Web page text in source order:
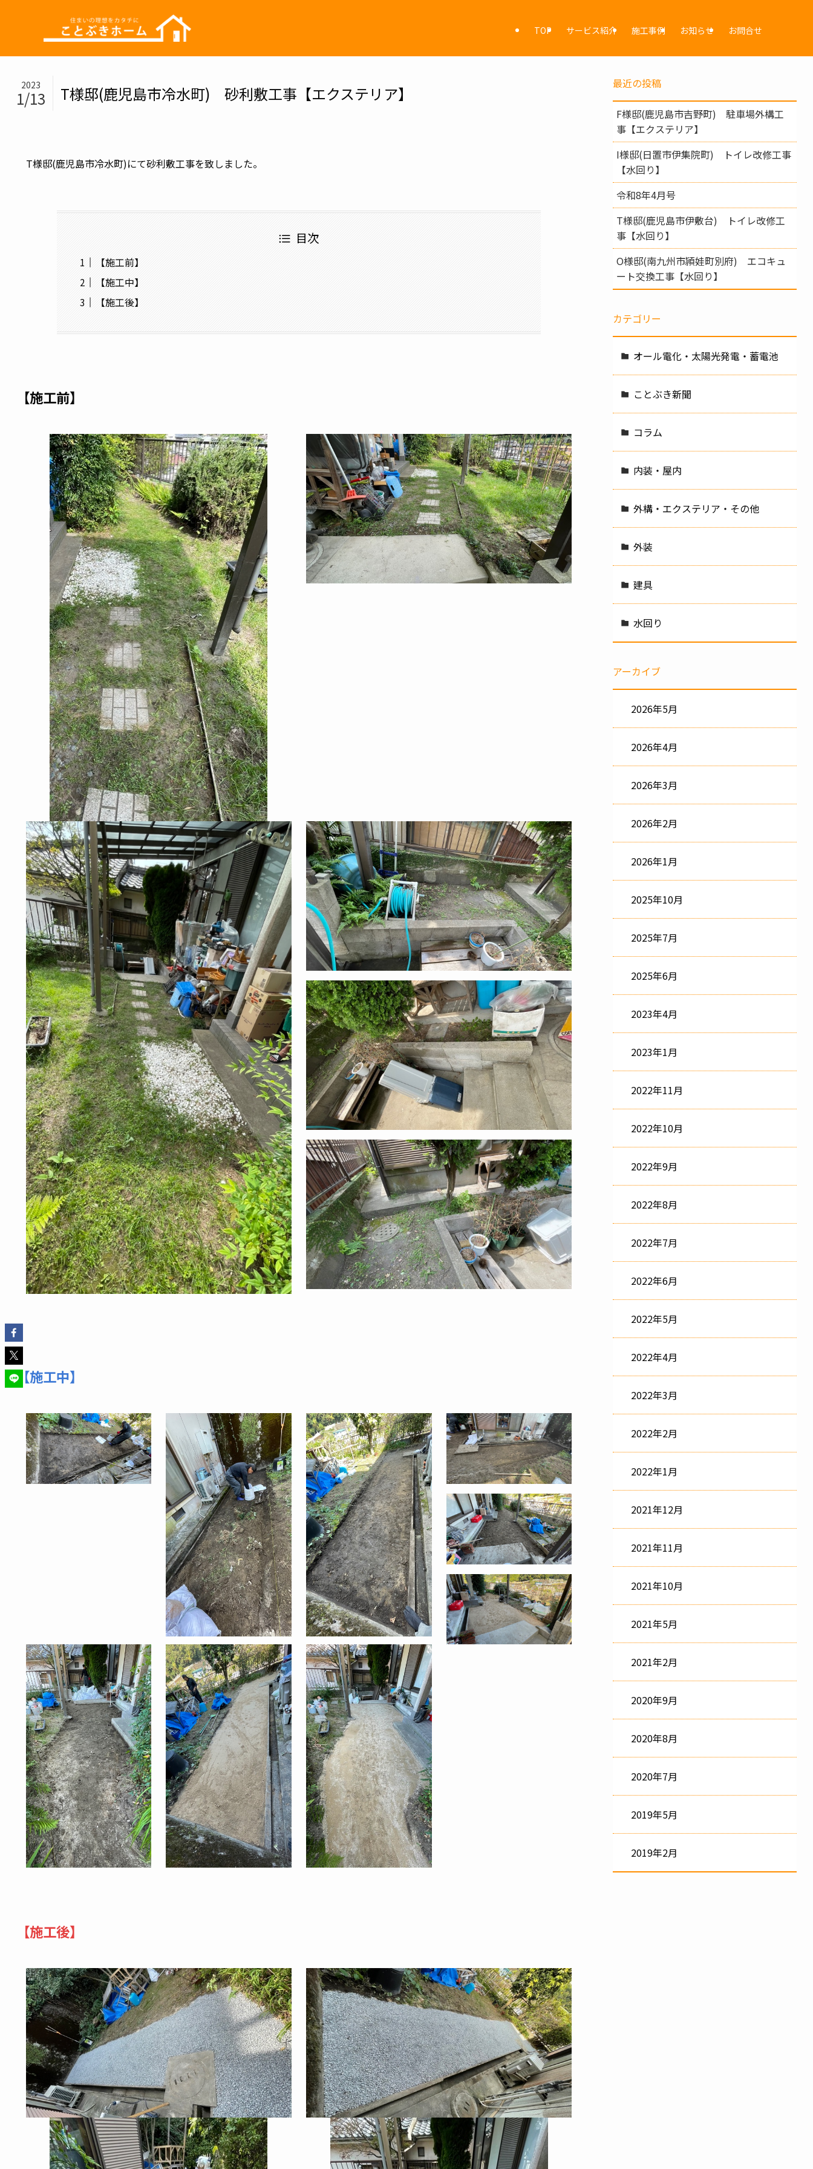
TOP サービス紹介 施工事例 お知らせ お問合せ
T様邸(鹿児島市冷水町) 砂利敷工事【エクステリア】
2023
1/13
T様邸(鹿児島市冷水町)にて砂利敷工事を致しました。
目次
【施工前】
【施工中】
【施工後】
【施工前】
【施工中】
【施工後】
最近の投稿
F様邸(鹿児島市吉野町) 駐車場外構工
事【エクステリア】
I様邸(日置市伊集院町) トイレ改修工事
【水回り】
令和8年4月号
T様邸(鹿児島市伊敷台) トイレ改修工
事【水回り】
O様邸(南九州市頴娃町別府) エコキュ
ート交換工事【水回り】
カテゴリー
オール電化・太陽光発電・蓄電池
ことぶき新聞
コラム
内装・屋内
外構・エクステリア・その他
外装
建具
水回り
アーカイブ
2026年5月
2026年4月
2026年3月
2026年2月
2026年1月
2025年10月
2025年7月
2025年6月
2023年4月
2023年1月
2022年11月
2022年10月
2022年9月
2022年8月
2022年7月
2022年6月
2022年5月
2022年4月
2022年3月
2022年2月
2022年1月
2021年12月
2021年11月
2021年10月
2021年5月
2021年2月
2020年9月
2020年8月
2020年7月
2019年5月
2019年2月